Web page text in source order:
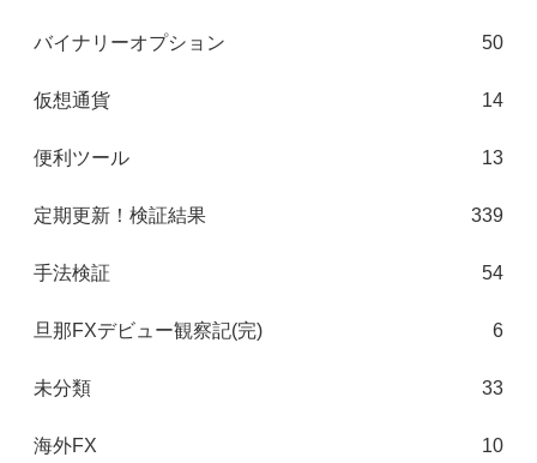
バイナリーオプション 50
仮想通貨 14
便利ツール 13
定期更新！検証結果 339
手法検証 54
旦那FXデビュー観察記(完) 6
未分類 33
海外FX 10